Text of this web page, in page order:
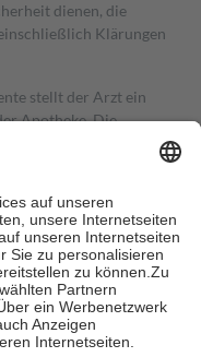
dienen, die
Klärungen
stellt der Arzt ein
Apotheke. Die
in der Regel die
Teil davon als Zuzahlung
in Höhe von zehn
jedochfünf Euround
als die tatsächlichen
Online-Apotheken.
beträgt die
zehn Euro je